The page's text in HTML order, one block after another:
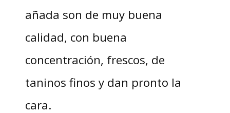
añada son de muy buena
calidad, con buena
concentración, frescos, de
taninos finos y dan pronto la
cara.